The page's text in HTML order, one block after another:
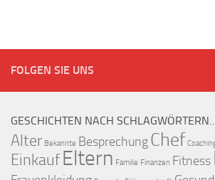
FOLGEN SIE UNS
GESCHICHTEN NACH SCHLAGWÖRTERN…
Alter Bekannte BesprechungChef
EinkaufEltern Familie Finanzen Fitness